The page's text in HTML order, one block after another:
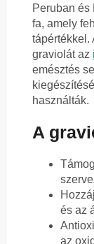
Peruban és
fa, amely
tápértékkel.
graviolát az
emésztés
használták.
A
és az
az